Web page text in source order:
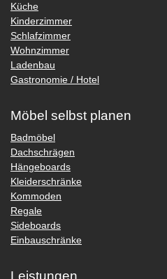
Küche
Kinderzimmer
Schlafzimmer
Wohnzimmer
Ladenbau
Gastronomie / Hotel
Möbel selbst planen
Badmöbel
Dachschrägen
Hängeboards
Kleiderschränke
Kommoden
Regale
Sideboards
Einbauschränke
Leistungen